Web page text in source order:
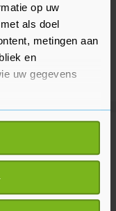
op uw
als doel
metingen aan
en
uw gegevens
geografische
kan zijn
het actief te
(fingerprinting)